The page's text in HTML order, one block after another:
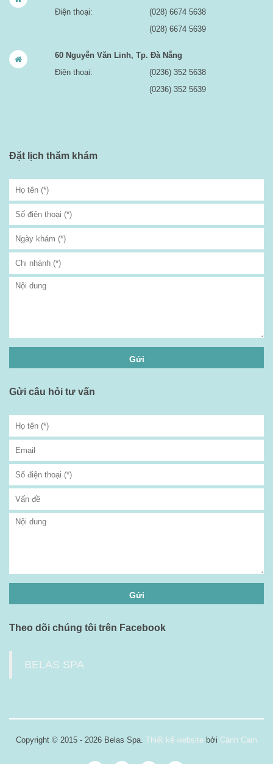
Điện thoại:
(028) 6674 5638
(028) 6674 5639
60 Nguyễn Văn Linh, Tp. Đà Nẵng
Điện thoại:
(0236) 352 5638
(0236) 352 5639
Đặt lịch thăm khám
Gửi câu hỏi tư vấn
Theo dõi chúng tôi trên Facebook
BELAS SPA
Copyright © 2015 - 2026 Belas Spa. Thiết kế website bởi Cánh Cam